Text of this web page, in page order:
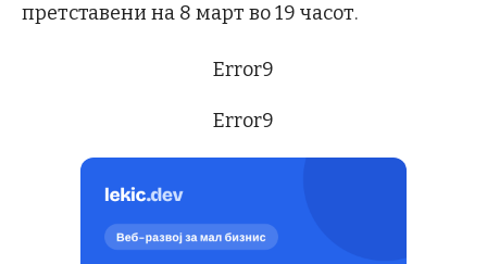
претставени на 8 март во 19 часот.
Error9
Error9